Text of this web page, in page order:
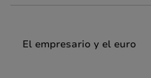
El empresario y el euro